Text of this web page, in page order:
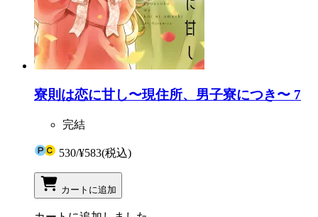
寮則は恋に甘し〜現住所、男子寮につき〜 7
完結
530/¥583(税込)
カートに追加